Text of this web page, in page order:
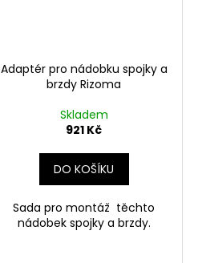
Adaptér pro nádobku spojky a
brzdy Rizoma
Skladem
921 Kč
DO KOŠÍKU
Sada pro montáž těchto
nádobek spojky a brzdy.